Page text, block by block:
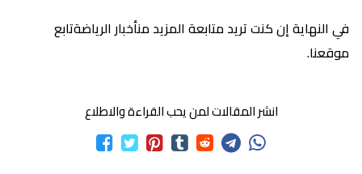
في النهاية إن كنت تريد متابعة المزيد منأخبار الرياضةتابع
موقعنا.
انشر المقالات لمن يحب القراءة والاطلاع